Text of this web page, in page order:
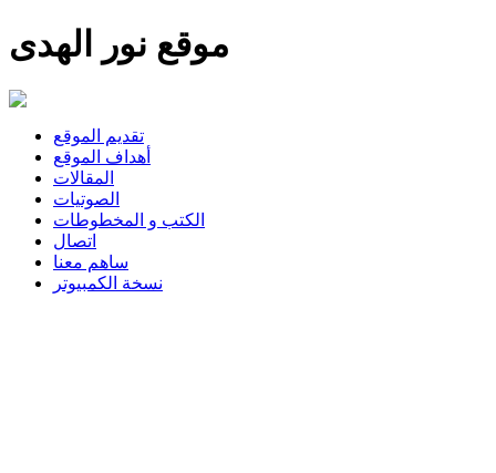
موقع نور الهدى
تقديم الموقع
أهداف الموقع
المقالات
الصوتيات
الكتب و المخطوطات
اتصال
ساهم معنا
نسخة الكمبيوتر